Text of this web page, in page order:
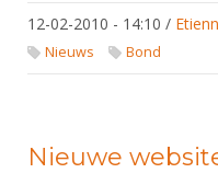
12-02-2010 - 14:10 /
Nieuws Bond
Nieuwe